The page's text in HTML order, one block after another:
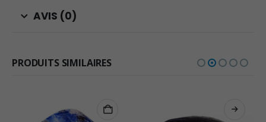
AVIS (0)
PRODUITS SIMILAIRES